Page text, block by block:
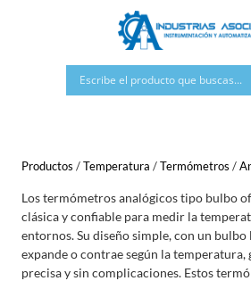
Productos /Temperatura /Termómetros /
Los termómetros analógicos tipo bulbo
clásica y confiable para medir la
entornos. Su diseño simple, con un
expande o contrae según la
precisa y sin complicaciones. Estos